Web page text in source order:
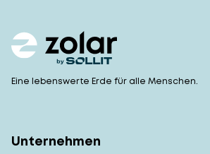
Eine lebenswerte Erde für alle Menschen.
Unternehmen